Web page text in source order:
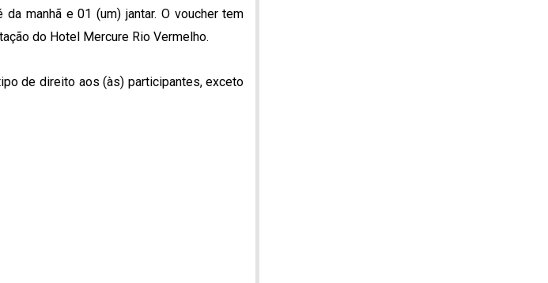
manhã e 01 (um) jantar. O voucher tem
do Hotel Mercure Rio Vermelho.
de direito aos (às) participantes, exceto